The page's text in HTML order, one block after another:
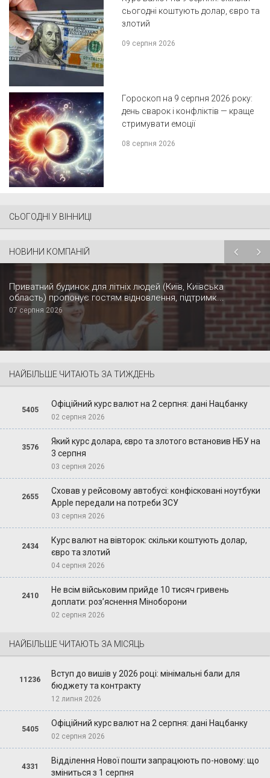
сьогодні коштують долар, євро та
злотий
09 серпня 2026
Гороскоп на 9 серпня 2026 року:
день сварок і конфліктів — краще
стримувати емоції
08 серпня 2026
СЬОГОДНІ У ВІННИЦІ
НОВИНИ КОМПАНІЙ
Приватний будинок для літніх людей (Київ, Київська
область) пропонує гостям відновлення, підтримк...
07 серпня 2026
НАЙБІЛЬШЕ ЧИТАЮТЬ ЗА ТИЖДЕНЬ
5405
Офіційний курс валют на 2 серпня: дані Нацбанку
02 серпня 2026
3576
Який курс долара, євро та злотого встановив НБУ на
3 серпня
03 серпня 2026
2655
Сховав у рейсовому автобусі: конфісковані ноутбуки
Apple передали на потреби ЗСУ
03 серпня 2026
2434
Курс валют на вівторок: скільки коштують долар,
євро та злотий
04 серпня 2026
2410
Не всім військовим прийде 10 тисяч гривень
доплати: роз’яснення Міноборони
02 серпня 2026
НАЙБІЛЬШЕ ЧИТАЮТЬ ЗА МІСЯЦЬ
11236
Вступ до вишів у 2026 році: мінімальні бали для
бюджету та контракту
12 липня 2026
5405
Офіційний курс валют на 2 серпня: дані Нацбанку
02 серпня 2026
4331
Відділення Нової пошти запрацюють по-новому: що
зміниться з 1 серпня